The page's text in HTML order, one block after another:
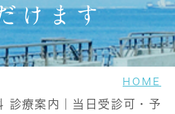
けます
HOME
診療案内｜当日受診可・予